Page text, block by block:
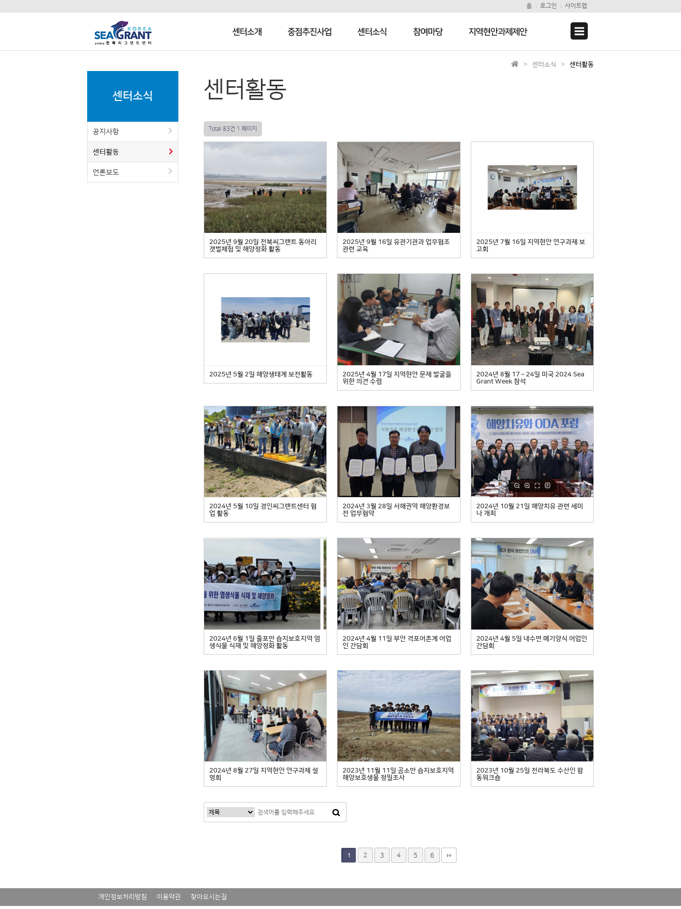
홈 로그인 사이트맵
센터소개 중점추진사업 센터소식 참여마당 지역현안과제제안
센터소식
공지사항
센터활동
언론보도
> 센터소식 > 센터활동
센터활동
Total 83건 1 페이지
2025년 9월 20일 전북씨그랜트 동아리
갯벌체험 및 해양정화 활동
2025년 9월 16일 유관기관과 업무협조
관련 교육
2025년 7월 16일 지역현안 연구과제 보
고회
2025년 5월 2일 해양생태계 보전활동
2025년 4월 17일 지역현안 문제 발굴을
위한 의견 수렴
2024년 8월 17∼24일 미국 2024 Sea
Grant Week 참석
2024년 5월 10일 경인씨그랜트센터 협
업 활동
2024년 3월 28일 서해권역 해양환경보
전 업무협약
2024년 10월 21일 해양치유 관련 세미
나 개최
2024년 6월 1일 줄포만 습지보호지역 염
생식물 식재 및 해양정화 활동
2024년 4월 11일 부안 격포어촌계 어업
인 간담회
2024년 4월 5일 내수면 메기양식 어업인
간담회
2024년 8월 27일 지역현안 연구과제 설
명회
2023년 11월 11일 곰소만 습지보호지역
해양보호생물 정밀조사
2023년 10월 25일 전라북도 수산인 합
동워크숍
1 2 3 4 5 6
개인정보처리방침 이용약관 찾아오시는길